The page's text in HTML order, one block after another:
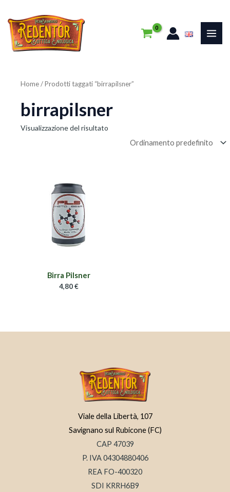
contenuto
Home/ Prodotti taggati “birrapilsner”
birrapilsner
Visualizzazione del risultato
Birra Pilsner
4,80€
Viale della Libertà, 107
Savignano sul Rubicone (FC)
CAP 47039
P. IVA 04304880406
REA FO-400320
SDI KRRH6B9